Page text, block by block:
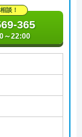
談！
365
～22:00